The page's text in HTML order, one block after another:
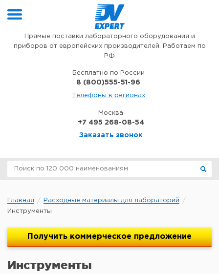
Прямые поставки лабораторного оборудования и
приборов от европейских производителей. Работаем по
РФ
Бесплатно по России
8 (800)555-51-96
Телефоны в регионах
Москва
+7 495 268-08-54
Заказать звонок
Главная
Расходные материалы для лабораторий
Инструменты
Получить коммерческое предложение
Инструменты